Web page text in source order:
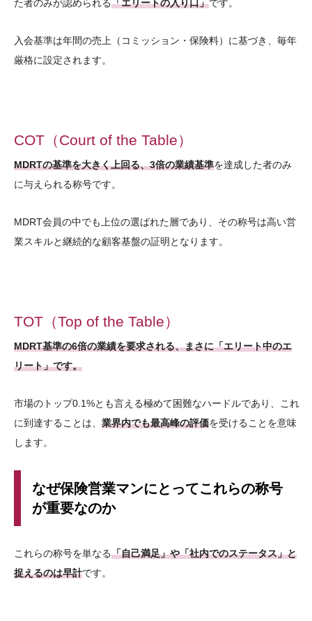
た者のみが認められる「エリートの入り口」です。
入会基準は年間の売上（コミッション・保険料）に基づき、毎年
厳格に設定されます。
COT（Court of the Table）
MDRTの基準を大きく上回る、3倍の業績基準を達成した者のみ
に与えられる称号です。
MDRT会員の中でも上位の選ばれた層であり、その称号は高い営
業スキルと継続的な顧客基盤の証明となります。
TOT（Top of the Table）
MDRT基準の6倍の業績を要求される、まさに「エリート中のエ
リート」です。
市場のトップ0.1%とも言える極めて困難なハードルであり、これ
に到達することは、 業界内でも最高峰の評価を受けることを意味
します。
なぜ保険営業マンにとってこれらの称号
が重要なのか
これらの称号を単なる「自己満足」や「社内でのステータス」と
捉えるのは早計です。